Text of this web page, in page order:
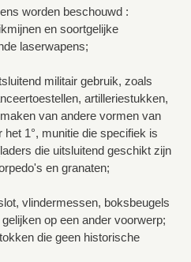
worden beschouwd :
en soortgelijke
laserwapens;
militair gebruik, zoals
artilleriestukken,
van andere vormen van
1°, munitie die specifiek is
die uitsluitend geschikt zijn
en granaten;
vlindermessen, boksbeugels
op een ander voorwerp;
die geen historische